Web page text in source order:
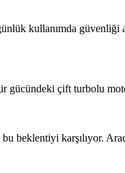
kullanımda güvenliği
gücündeki çift turbolu
karşılıyor.